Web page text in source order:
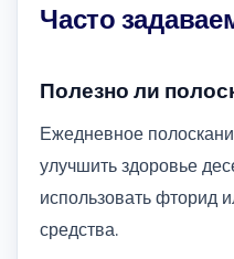
Часто
Полезно ли
Ежедневное
улучшить здоровье
использовать фторид
средства.